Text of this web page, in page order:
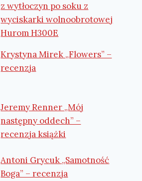
z wytłoczyn po soku z
wyciskarki wolnoobrotowej
Hurom H300E
Krystyna Mirek „Flowers” –
recenzja
Jeremy Renner „Mój
następny oddech” –
recenzja książki
Antoni Grycuk „Samotność
Boga” – recenzja